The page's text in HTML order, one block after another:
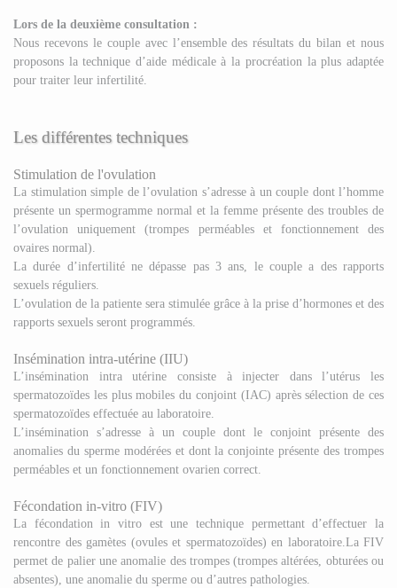
Lors de la deuxième consultation :
Nous recevons le couple avec l’ensemble des résultats du bilan et nous
proposons la technique d’aide médicale à la procréation la plus adaptée
pour traiter leur infertilité.
Les différentes techniques
Stimulation de l'ovulation
La stimulation simple de l’ovulation s’adresse à un couple dont l’homme
présente un spermogramme normal et la femme présente des troubles de
l’ovulation uniquement (trompes perméables et fonctionnement des
ovaires normal).
La durée d’infertilité ne dépasse pas 3 ans, le couple a des rapports
sexuels réguliers.
L’ovulation de la patiente sera stimulée grâce à la prise d’hormones et des
rapports sexuels seront programmés.
Insémination intra-utérine (IIU)
L’insémination intra utérine consiste à injecter dans l’utérus les
spermatozoïdes les plus mobiles du conjoint (IAC) après sélection de ces
spermatozoïdes effectuée au laboratoire.
L’insémination s’adresse à un couple dont le conjoint présente des
anomalies du sperme modérées et dont la conjointe présente des trompes
perméables et un fonctionnement ovarien correct.
Fécondation in-vitro (FIV)
La fécondation in vitro est une technique permettant d’effectuer la
rencontre des gamètes (ovules et spermatozoïdes) en laboratoire.La FIV
permet de palier une anomalie des trompes (trompes altérées, obturées ou
absentes), une anomalie du sperme ou d’autres pathologies.